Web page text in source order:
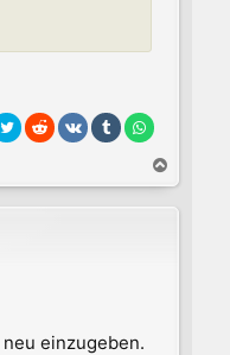
a
c
neu einzugeben.